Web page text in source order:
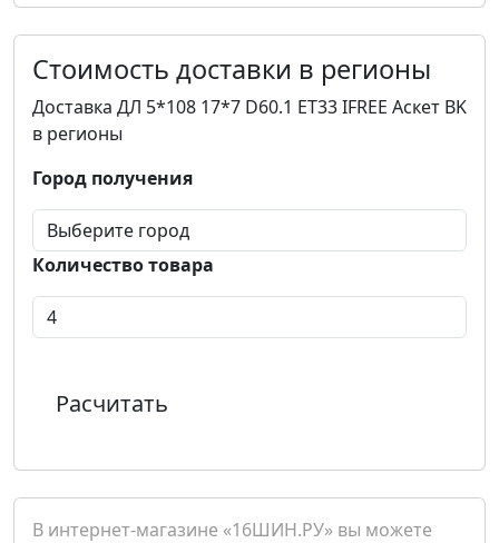
Стоимость доставки в регионы
Доставка ДЛ 5*108 17*7 D60.1 ET33 IFREE Аскет BK
в регионы
Город получения
Количество товара
Расчитать
В интернет-магазине «16ШИН.РУ» вы можете